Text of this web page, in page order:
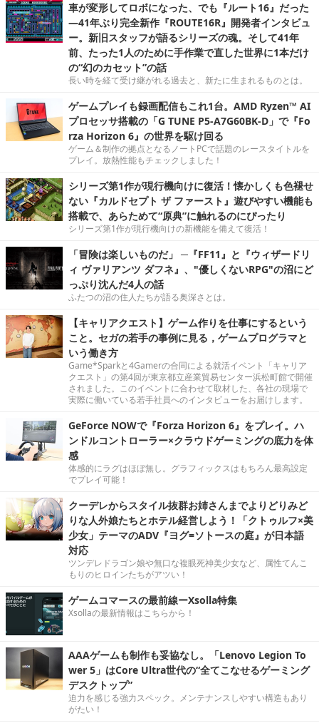
車が変形してロボになった、でも『ルート16』だった
―41年ぶり完全新作『ROUTE16R』開発者インタビュ
ー。新旧スタッフが語るシリーズの魂。そして41年
前、たった1人のために手作業で直した世界に1本だけ
の“幻のカセット”の話
長い時を経て受け継がれる過去と、新たに生まれるものとは。
ゲームプレイも録画配信もこれ1台。AMD Ryzen™ AI
プロセッサ搭載の「G TUNE P5-A7G60BK-D」で『Fo
rza Horizon 6』の世界を駆け回る
ゲーム＆制作の拠点となるノートPCで話題のレースタイトルを
プレイ。放熱性能もチェックしました！
シリーズ第1作が現行機向けに復活！懐かしくも色褪せ
ない『カルドセプト ザ ファースト』遊びやすい機能も
搭載で、あらためて“原典”に触れるのにぴったり
シリーズ第1作が現行機向けの新機能を備えて復活！
「冒険は楽しいものだ」 ─『FF11』と『ウィザードリ
ィ ヴァリアンツ ダフネ』、"優しくないRPG"の沼にど
っぷり沈んだ4人の話
ふたつの沼の住人たちが語る奥深さとは。
【キャリアクエスト】ゲーム作りを仕事にするという
こと。セガの若手の事例に見る，ゲームプログラマと
いう働き方
Game*Sparkと4Gamerの合同による就活イベント「キャリア
クエスト」の第4回が東京都立産業貿易センター浜松町館で開催
されました。このイベントに合わせて取材した、各社の現場で
実際に働いている若手社員へのインタビューをお届けします。
GeForce NOWで『Forza Horizon 6』をプレイ。ハ
ンドルコントローラー×クラウドゲーミングの底力を体
感
体感的にラグはほぼ無し。グラフィックスはもちろん最高設定
でプレイ可能！
クーデレからスタイル抜群お姉さんまでよりどりみど
りな人外娘たちとホテル経営しよう！「クトゥルフ×美
少女」テーマのADV『ヨグ=ソトースの庭』が日本語
対応
ツンデレドラゴン娘や無口な複眼死神美少女など、属性てんこ
もりのヒロインたちがアツい！
ゲームコマースの最前線ーXsolla特集
Xsollaの最新情報はこちらから！
AAAゲームも制作も妥協なし。「Lenovo Legion To
wer 5」はCore Ultra世代の“全てこなせるゲーミング
デスクトップ”
迫力を感じる強力スペック。メンテナンスしやすい構造もあり
がたい！